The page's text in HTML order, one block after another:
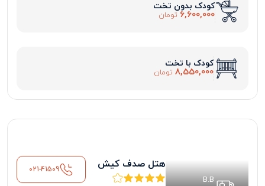
کودک بدون تخت
6,600,000 تومان
کودک با تخت
8,550,000 تومان
B.B
هتل صدف کیش 021-41509